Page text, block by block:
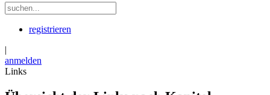
registrieren
|
anmelden
Links